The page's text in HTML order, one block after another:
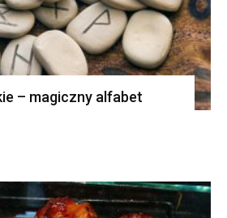
– magiczny alfabet